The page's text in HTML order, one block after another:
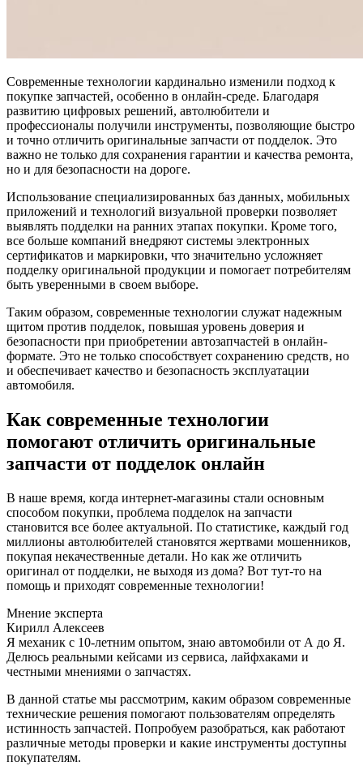
Современные технологии кардинально изменили подход к
покупке запчастей, особенно в онлайн-среде. Благодаря
развитию цифровых решений, автолюбители и
профессионалы получили инструменты, позволяющие быстро
и точно отличить оригинальные запчасти от подделок. Это
важно не только для сохранения гарантии и качества ремонта,
но и для безопасности на дороге.
Использование специализированных баз данных, мобильных
приложений и технологий визуальной проверки позволяет
выявлять подделки на ранних этапах покупки. Кроме того,
все больше компаний внедряют системы электронных
сертификатов и маркировки, что значительно усложняет
подделку оригинальной продукции и помогает потребителям
быть уверенными в своем выборе.
Таким образом, современные технологии служат надежным
щитом против подделок, повышая уровень доверия и
безопасности при приобретении автозапчастей в онлайн-
формате. Это не только способствует сохранению средств, но
и обеспечивает качество и безопасность эксплуатации
автомобиля.
Как современные технологии
помогают отличить оригинальные
запчасти от подделок онлайн
В наше время, когда интернет-магазины стали основным
способом покупки, проблема подделок на запчасти
становится все более актуальной. По статистике, каждый год
миллионы автолюбителей становятся жертвами мошенников,
покупая некачественные детали. Но как же отличить
оригинал от подделки, не выходя из дома? Вот тут-то на
помощь и приходят современные технологии!
Мнение эксперта
Кирилл Алексеев
Я механик с 10-летним опытом, знаю автомобили от А до Я.
Делюсь реальными кейсами из сервиса, лайфхаками и
честными мнениями о запчастях.
В данной статье мы рассмотрим, каким образом современные
технические решения помогают пользователям определять
истинность запчастей. Попробуем разобраться, как работают
различные методы проверки и какие инструменты доступны
покупателям.